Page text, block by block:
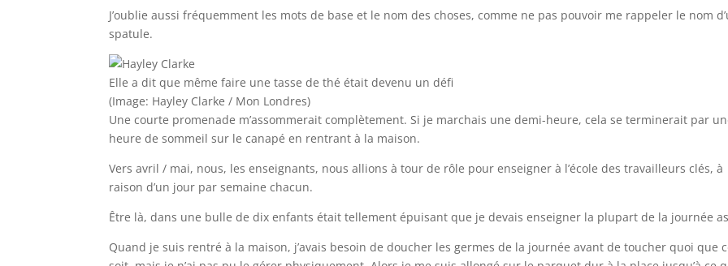
J’oublie aussi fréquemment les mots de base et le nom des choses, comme ne pas pouvoir me rappeler le nom
spatule.
Elle a dit que même faire une tasse de thé était devenu un défi
(Image: Hayley Clarke / Mon Londres)
Une courte promenade m’assommerait complètement. Si je marchais une demi-heure, cela se terminerait par
heure de sommeil sur le canapé en rentrant à la maison.
Vers avril / mai, nous, les enseignants, nous allions à tour de rôle pour enseigner à l’école des travailleurs clés, à
raison d’un jour par semaine chacun.
Être là, dans une bulle de dix enfants était tellement épuisant que je devais enseigner la plupart de la journée
Quand je suis rentré à la maison, j’avais besoin de doucher les germes de la journée avant de toucher quoi que